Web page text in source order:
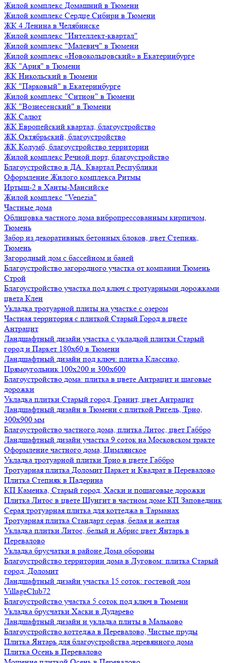
Жилой комплекс Домашний в Тюмени
Жилой комплекс Сердце Сибири в Тюмени
ЖК 4 Ленина в Челябинске
Жилой комплекс "Интеллект-квартал"
Жилой комплекс "Малевич" в Тюмени
Жилой комплекс «Новокольцовский» в Екатеринбурге
ЖК "Ария" в Тюмени
ЖК Никольский в Тюмени
ЖК "Парковый" в Екатеринбурге
Жилой комплекс "Ситион" в Тюмени
ЖК "Вознесенский" в Тюмени
ЖК Салют
ЖК Европейский квартал, благоустройство
ЖК Октябрьский, благоустройство
ЖК Колумб, благоустройство территории
Жилой комплекс Речной порт, благоустройство
Благоустройство в ДА. Квартал Республики
Оформление Жилого комплекса Ритмы
Иртыш-2 в Ханты-Мансийске
Жилой комплекс "Venezia"
Частные дома
Облицовка частного дома вибропрессованным кирпичом,
Тюмень
Забор из декоративных бетонных блоков, цвет Степняк,
Тюмень
Загородный дом с бассейном и баней
Благоустройство загородного участка от компании Тюмень
Строй
Благоустройство участка под ключ с тротуарными дорожками
цвета Клен
Укладка тротуарной плиты на участке с озером
Частная территория с плиткой Старый Город в цвете
Антрацит
Ландшафтный дизайн участка с укладкой плитки Старый
город и Паркет 180х60 в Тюмени
Ландшафтный дизайн под ключ: плитка Классико,
Прямоугольник 100х200 и 300х600
Благоустройство дома: плитка в цвете Антрацит и шаговые
дорожки
Укладка плитки Старый город, Гранит, цвет Антрацит
Ландшафтный дизайн в Тюмени с плиткой Ригель, Трио,
300х900 мм
Благоустройство частного дома, плитка Литос, цвет Габбро
Ландшафтный дизайн участка 9 соток на Московском тракте
Оформление частного дома, Цимлянское
Укладка тротуарной плитки Трио в цвете Габбро
Тротуарная плитка Доломит Паркет и Квадрат в Перевалово
Плитка Степняк в Падерина
КП Каменка, Старый город, Хаски и пошаговые дорожки
Плитка Литос в цвете Шунгит в частном доме КП Заповедник
Серая тротуарная плитка для коттеджа в Тарманах
Тротуарная плитка Стандарт серая, белая и желтая
Укладка плитки Литос, белый и Абрис цвет Янтарь в
Перевалово
Укладка брусчатки в районе Дома обороны
Благоустройство территории дома в Луговом: плитка Старый
город, Доломит
Ландшафтный дизайн участка 15 соток: гостевой дом
VillageClub72
Благоустройство участка 5 соток под ключ в Тюмени
Укладка брусчатки Хаски в Дударево
Ландшафтный дизайн и укладка плиты в Мальково
Благоустройство коттеджа в Перевалово, Чистые пруды
Плитка Янтарь для благоустройства деревянного дома
Плитка Осень в Перевалово